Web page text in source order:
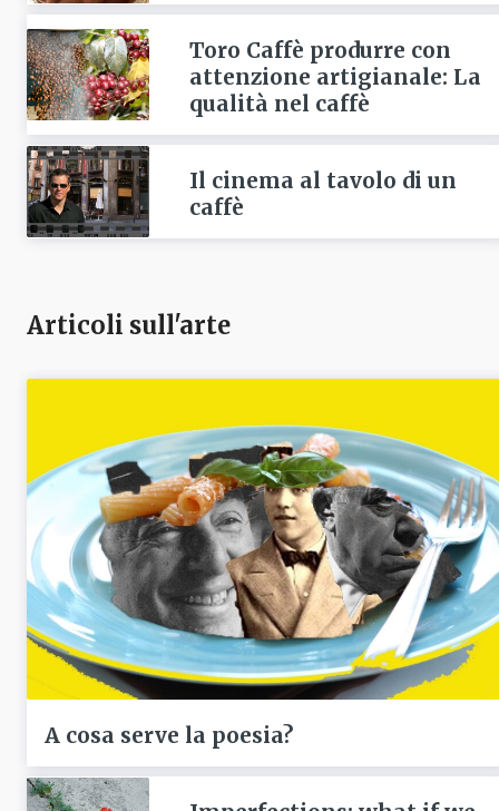
Toro Caffè produrre con
attenzione artigianale: La
qualità nel caffè
Il cinema al tavolo di un
caffè
Articoli sull'arte
A cosa serve la poesia?